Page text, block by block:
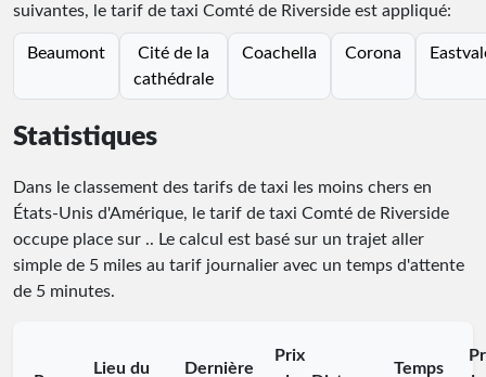
suivantes, le tarif de taxi Comté de Riverside est appliqué:
Beaumont
Cité de la
cathédrale
Coachella Corona
Statistiques
Dans le classement des tarifs de taxi les moins chers en
États-Unis d'Amérique, le tarif de taxi Comté de Riverside
occupe place sur .. Le calcul est basé sur un trajet aller
simple de 5 miles au tarif journalier avec un temps d'attente
de 5 minutes.
Lieu du
Dernière
Prix
Temps